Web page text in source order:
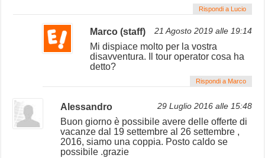
Rispondi a Lucio
Marco (staff) 21 Agosto 2019 alle 19:14
Mi dispiace molto per la vostra
disavventura. Il tour operator cosa ha
detto?
Rispondi a Marco
Alessandro 29 Luglio 2016 alle 15:48
Buon giorno è possibile avere delle offerte di
vacanze dal 19 settembre al 26 settembre ,
2016, siamo una coppia. Posto caldo se
possibile .grazie